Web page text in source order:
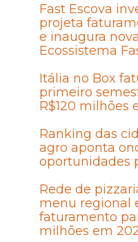
Fast Escova
projeta
e inaugura
Ecossistema
Itália no Box
primeiro
R$120 milhões
Ranking das
agro aponta
oportunidades
Rede de
menu regional
faturamento
milhões em